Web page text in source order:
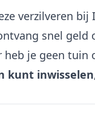
verzilveren
snel geld
heb je geen tuin
kunt inwisselen